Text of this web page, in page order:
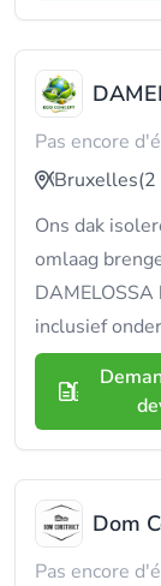
Pas encore
Bruxelles(2
Ons dak
omlaag
inclusief
Dom
Pas encore